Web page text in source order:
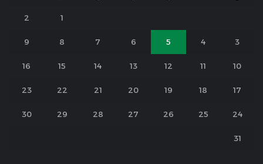
1
2
3
4
5
6
7
8
9
10
11
12
13
14
15
16
17
18
19
20
21
22
23
24
25
26
27
28
29
30
31